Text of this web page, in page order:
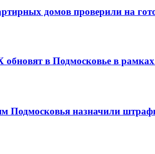
домов проверили на
в Подмосковье в
Подмосковья назначили